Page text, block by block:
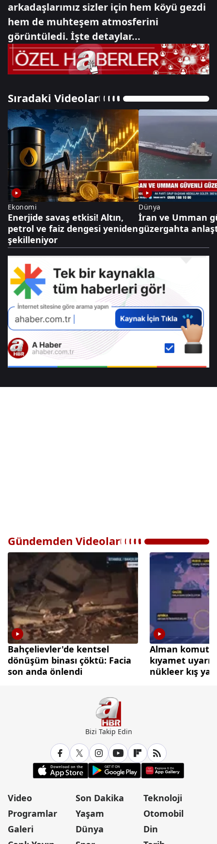
arkadaşlarımız sizler için hem köyü gezdi
hem de muhteşem atmosferini
görüntüledi. İşte detaylar...
Sıradaki Videolar
Ekonomi
Enerjide savaş etkisi! Altın,
petrol ve faiz dengesi yeniden
şekilleniyor
Dünya
İran ve Umman
güzergahta
Gündemden Videolar
Bahçelievler'de kentsel
dönüşüm binası çöktü: Facia
son anda önlendi
Alman
kıyamet
nükleer kış
Bizi Takip Edin
Video
Programlar
Galeri
Son Dakika
Yaşam
Dünya
Teknoloji
Otomobil
Din